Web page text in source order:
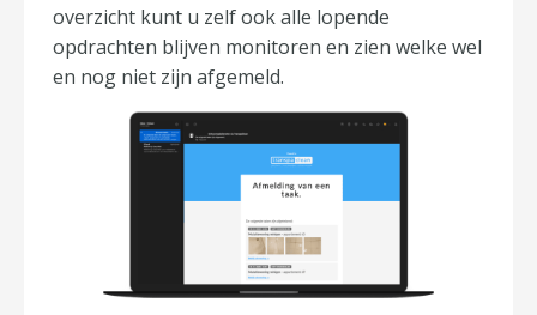
overzicht kunt u zelf ook alle lopende
opdrachten blijven monitoren en zien welke wel
en nog niet zijn afgemeld.